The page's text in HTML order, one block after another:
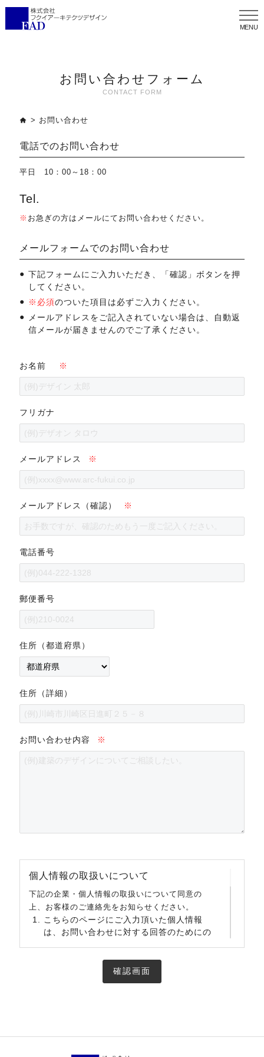
メ
ニ
お問い合わせフォーム
CONTACT FORM
> お問い合わせ
電話でのお問い合わせ
平日 10：00～18：00
Tel.
※ お急ぎの方はメールにてお問い合わせください。
メールフォームでのお問い合わせ
下記フォームにご入力いただき、「確認」ボタンを押
してください。
※必須のついた項目は必ずご入力ください。
メールアドレスをご記入されていない場合は、自動返
信メールが届きませんのでご了承ください。
お名前 ※
フリガナ
メールアドレス ※
メールアドレス（確認） ※
電話番号
郵便番号
住所（都道府県）
住所（詳細）
お問い合わせ内容 ※
個人情報の取扱いについて
下記の企業・個人情報の取扱いについて同意の
上、お客様のご連絡先をお知らせください。
こちらのページにご入力頂いた個人情報
は、お問い合わせに対する回答のためにの
お預かりする個人情報は、ご担当者様の承
諾を得た場合や法令等により正当な理由が
ある場合を除き、第三者に提供または開示
外部に委託する場合があります。